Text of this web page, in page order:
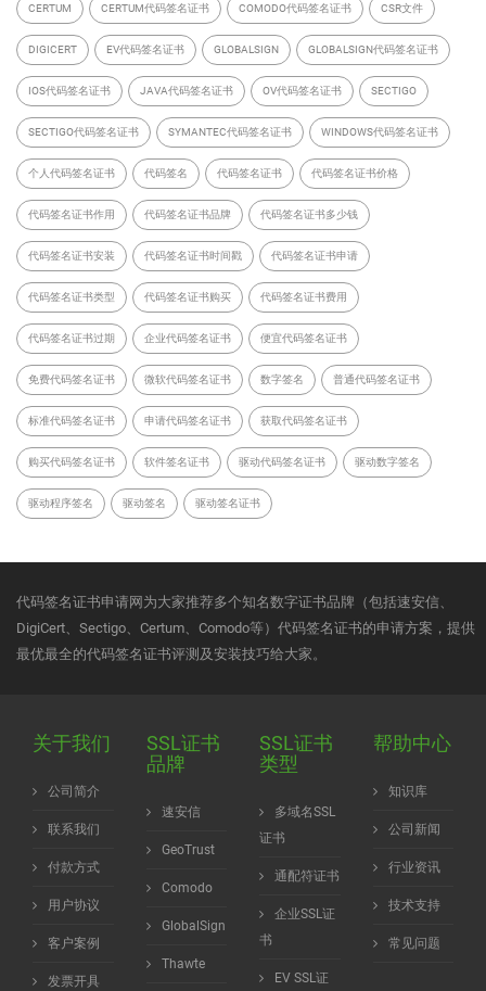
CERTUM CERTUM代码签名证书 COMODO代码签名证书 CSR文件
DIGICERT EV代码签名证书 GLOBALSIGN GLOBALSIGN代码签名证书
IOS代码签名证书 JAVA代码签名证书 OV代码签名证书 SECTIGO
SECTIGO代码签名证书 SYMANTEC代码签名证书 WINDOWS代码签名证书
个人代码签名证书 代码签名 代码签名证书 代码签名证书价格
代码签名证书作用 代码签名证书品牌 代码签名证书多少钱
代码签名证书安装 代码签名证书时间戳 代码签名证书申请
代码签名证书类型 代码签名证书购买 代码签名证书费用
代码签名证书过期 企业代码签名证书 便宜代码签名证书
免费代码签名证书 微软代码签名证书 数字签名 普通代码签名证书
标准代码签名证书 申请代码签名证书 获取代码签名证书
购买代码签名证书 软件签名证书 驱动代码签名证书 驱动数字签名
驱动程序签名 驱动签名 驱动签名证书
代码签名证书申请网为大家推荐多个知名数字证书品牌（包括速安信、
DigiCert、Sectigo、Certum、Comodo等）代码签名证书的申请方案，提供
最优最全的代码签名证书评测及安装技巧给大家。
关于我们
公司简介
联系我们
付款方式
用户协议
客户案例
发票开具
SSL证书
品牌
速安信
GeoTrust
Comodo
GlobalSign
Thawte
SSL证书
类型
多域名SSL
证书
通配符证书
企业SSL证
书
EV SSL证
帮助中心
知识库
公司新闻
行业资讯
技术支持
常见问题